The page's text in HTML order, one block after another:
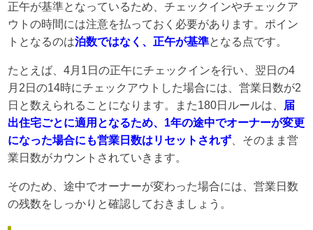
正午が基準となっているため、チェックインやチェックア
ウトの時間には注意を払っておく必要があります。ポイン
トとなるのは泊数ではなく、正午が基準となる点です。
たとえば、4月1日の正午にチェックインを行い、翌日の4
月2日の14時にチェックアウトした場合には、営業日数が2
日と数えられることになります。また180日ルールは、 届
出住宅ごとに適用となるため、1年の途中でオーナーが変更
になった場合にも営業日数はリセットされず、そのまま営
業日数がカウントされていきます。
そのため、途中でオーナーが変わった場合には、営業日数
の残数をしっかりと確認しておきましょう。